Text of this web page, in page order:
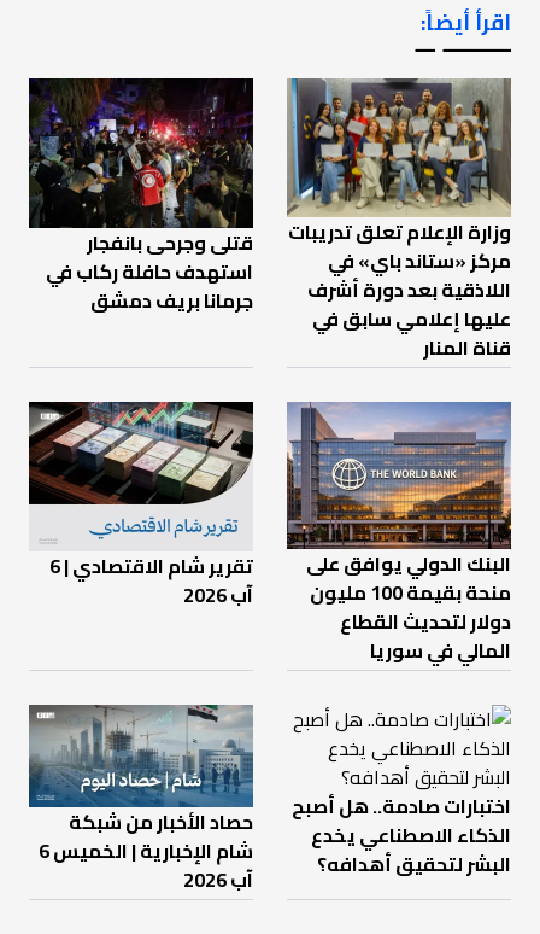
اقرأ أيضاً:
ـــــــ ــ
وزارة الإعلام تعلق تدريبات
مركز «ستاند باي» في
اللاذقية بعد دورة أشرف
عليها إعلامي سابق في
قناة المنار
قتلى وجرحى بانفجار
استهدف حافلة ركاب في
جرمانا بريف دمشق
البنك الدولي يوافق على
منحة بقيمة 100 مليون
دولار لتحديث القطاع
المالي في سوريا
تقرير شام الاقتصادي | 6
آب 2026
اختبارات صادمة.. هل أصبح
الذكاء الاصطناعي يخدع
البشر لتحقيق أهدافه؟
حصاد الأخبار من شبكة
شام الإخبارية | الخميس 6
آب 2026